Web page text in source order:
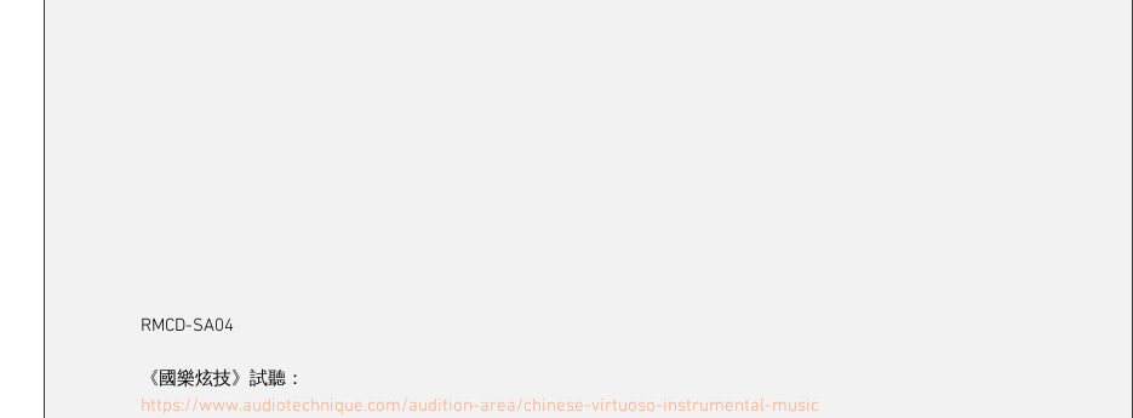
RMCD-SA04
《國樂炫技》試聽：
https://www.audiotechnique.com/audition-area/chinese-virtuoso-instrumental-music